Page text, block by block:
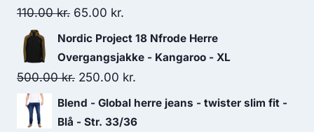
120.00 kr..
110.00kr. Original
price
was:
110.00 kr..
65.00 kr.
price
is:
65.00 kr..
Nordic Project 18 Nfrode Herre
Overgangsjakke - Kangaroo - XL
500.00kr. Original
price
was:
250.00 kr.
price
is:
Blend - Global herre jeans - twister slim fit -
Blå - Str. 33/36